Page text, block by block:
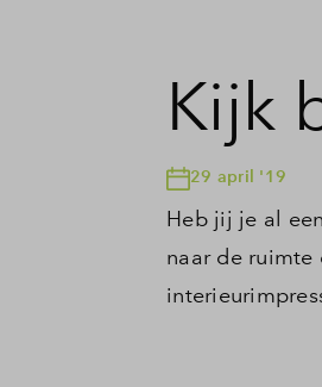
Kijk
29 april '19
Heb jij je al
naar de